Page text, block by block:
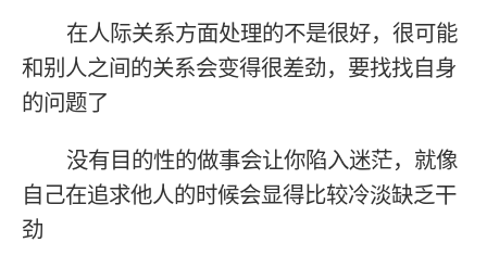
在人际关系方面处理的不是很好，很可能
和别人之间的关系会变得很差劲，要找找自身
的问题了
没有目的性的做事会让你陷入迷茫，就像
自己在追求他人的时候会显得比较冷淡缺乏干
劲